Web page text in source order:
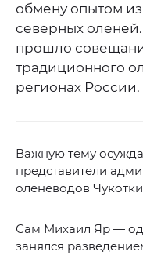
обмену опытом
северных
прошло
традиционного
регионах России.
Важную тему
представители
оленеводов
Сам Михаил Яр —
занялся